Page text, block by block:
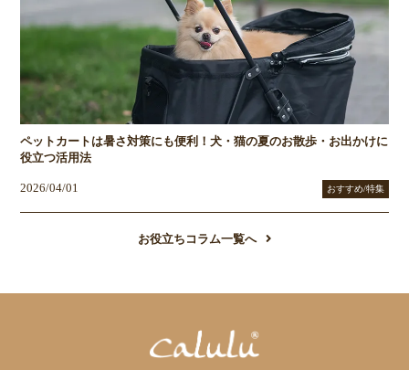
ペットカートは暑さ対策にも便利！犬・猫の夏のお散歩・お出かけに
役立つ活用法
2026/04/01 おすすめ/特集
お役立ちコラム一覧へ